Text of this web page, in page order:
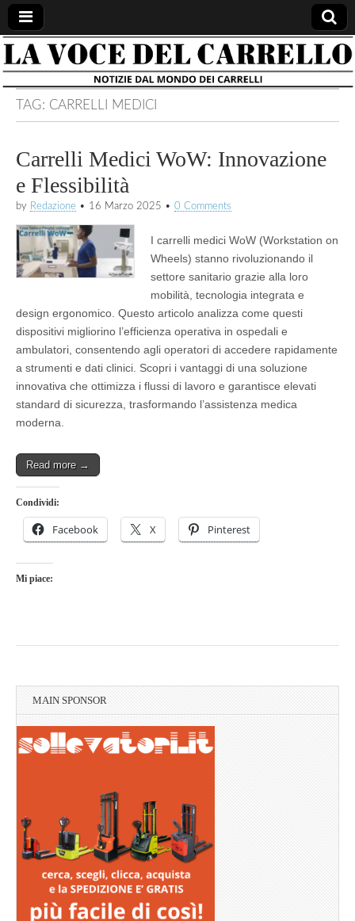
la voce
del
carrello
notizie
dal
mondo
dei
TAG: CARRELLI MEDICI
Carrelli Medici WoW: Innovazione
e Flessibilità
by Redazione • 16 Marzo 2025 • 0 Comments
I carrelli medici WoW (Workstation on
Wheels) stanno rivoluzionando il
settore sanitario grazie alla loro
mobilità, tecnologia integrata e
design ergonomico. Questo articolo analizza come questi
dispositivi migliorino l’efficienza operativa in ospedali e
ambulatori, consentendo agli operatori di accedere rapidamente
a strumenti e dati clinici. Scopri i vantaggi di una soluzione
innovativa che ottimizza i flussi di lavoro e garantisce elevati
standard di sicurezza, trasformando l’assistenza medica
moderna.
Read more →
Condividi:
Facebook X Pinterest
Mi piace:
MAIN SPONSOR